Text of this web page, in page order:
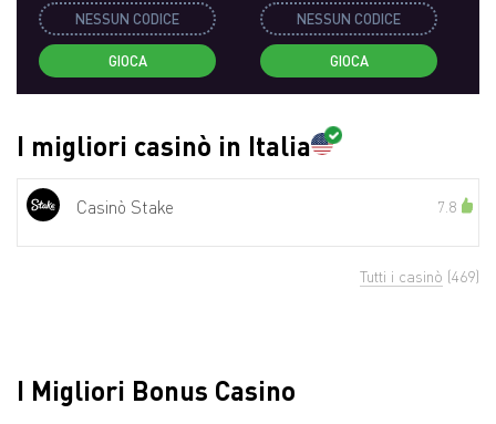
NESSUN CODICE
GIOCA
NESSUN CODICE
GIOCA
I migliori casinò in Italia
Casinò Stake 7.8
Tutti i casinò (469)
I Migliori Bonus Casino